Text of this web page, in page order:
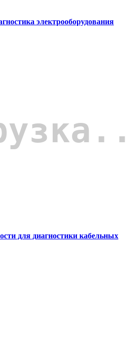
электрооборудования
для диагностики кабельных